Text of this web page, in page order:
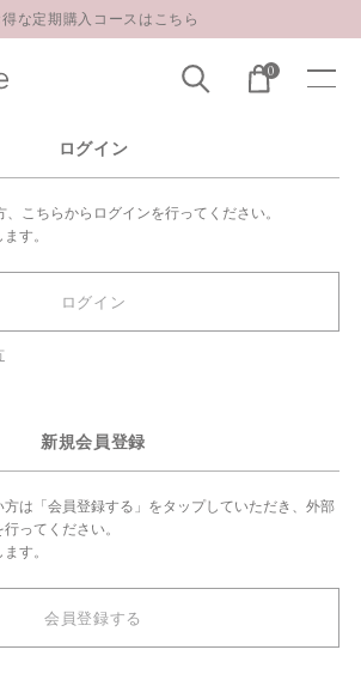
な定期購入コースはこちら
中のお問い合わせと商品配送に関しまして
登録 500円OFFクーポンプレゼント
0
ログイン
こちらからログインを行ってください。
す。
ログイン
新規会員登録
は「会員登録する」をタップしていただき、外部
ってください。
す。
会員登録する